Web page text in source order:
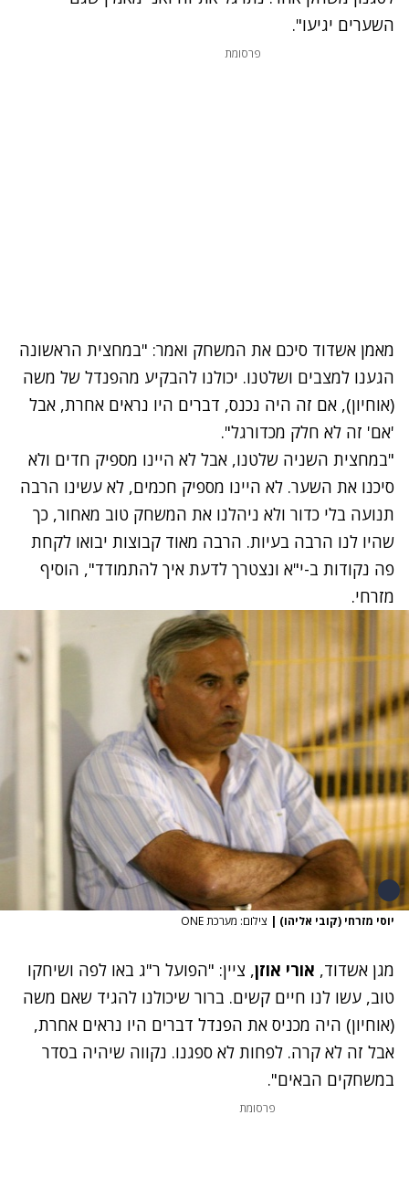
השערים יגיעו".
פרסומת
מאמן אשדוד סיכם את המשחק ואמר: "במחצית הראשונה
הגענו למצבים ושלטנו. יכולנו להבקיע מהפנדל של משה
(אוחיון), אם זה היה נכנס, דברים היו נראים אחרת, אבל
'אם' זה לא חלק מכדורגל".
"במחצית השניה שלטנו, אבל לא היינו מספיק חדים ולא
סיכנו את השער. לא היינו מספיק חכמים, לא עשינו הרבה
תנועה בלי כדור ולא ניהלנו את המשחק טוב מאחור, כך
שהיו לנו הרבה בעיות. הרבה מאוד קבוצות יבואו לקחת
פה נקודות ב-י"א ונצטרך לדעת איך להתמודד", הוסיף
מזרחי.
יוסי מזרחי (קובי אליהו) | צילום: מערכת ONE
מגן אשדוד, אורי אוזן, ציין: "הפועל ר"ג באו לפה ושיחקו
טוב, עשו לנו חיים קשים. ברור שיכולנו להגיד שאם משה
(אוחיון) היה מכניס את הפנדל דברים היו נראים אחרת,
אבל זה לא קרה. לפחות לא ספגנו. נקווה שיהיה בסדר
במשחקים הבאים".
פרסומת